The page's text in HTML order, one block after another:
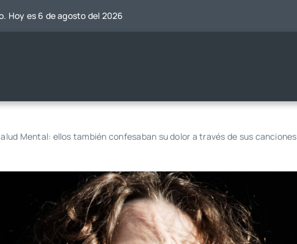
Hoy es 6 de agosto del 2026
Mental: ellos también confesaban su dolor a través de sus canciones